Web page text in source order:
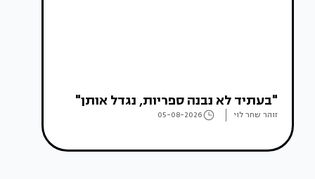
"בעתיד לא נבנה ספריות, נגדל אותן"
זוהר שחר לוי 05-08-2026